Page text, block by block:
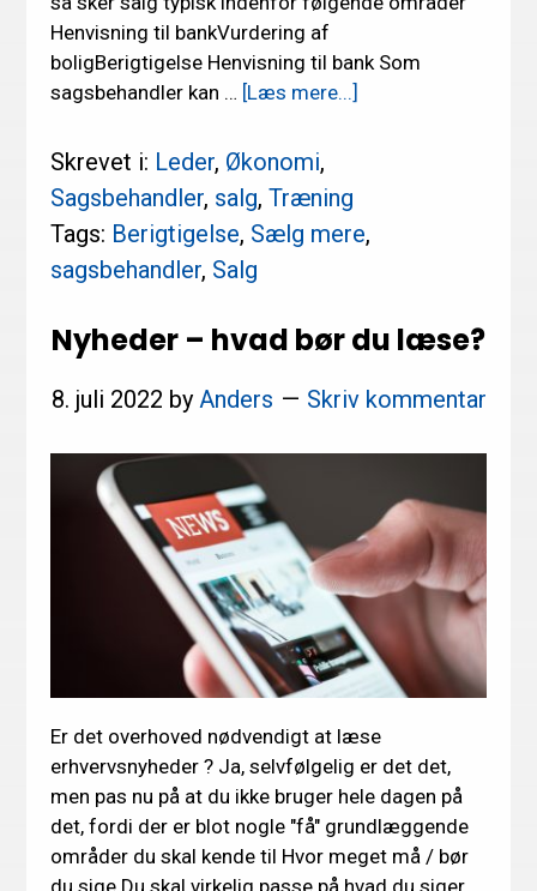
Henvisning til bankVurdering af
boligBerigtigelse Henvisning til bank Som
sagsbehandler kan … [Læs mere...]
ja,
?
Skrevet i: Leder, Økonomi,
Sagsbehandler, salg,Træning
Tags: Berigtigelse, Sælg mere,
sagsbehandler, Salg
Nyheder – hvad bør du læse?
8. juli 2022 by Anders Skriv kommentar
Er det overhoved nødvendigt at læse
erhvervsnyheder ? Ja, selvfølgelig er det det,
men pas nu på at du ikke bruger hele dagen på
det, fordi der er blot nogle "få" grundlæggende
områder du skal kende til Hvor meget må / bør
du sige Du skal virkelig passe på hvad du siger